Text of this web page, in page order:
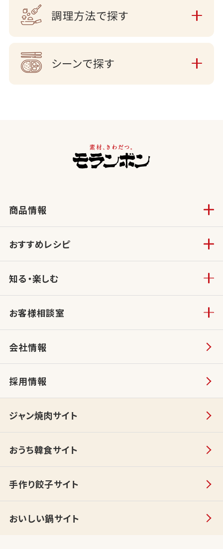
調理方法で探す
シーンで探す
商品情報
おすすめレシピ
知る・楽しむ
お客様相談室
会社情報
採用情報
ジャン焼肉サイト
おうち韓食サイト
手作り餃子サイト
おいしい鍋サイト